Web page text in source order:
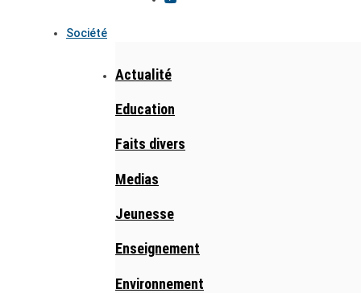
Société
Actualité
Education
Faits divers
Medias
Jeunesse
Enseignement
Environnement